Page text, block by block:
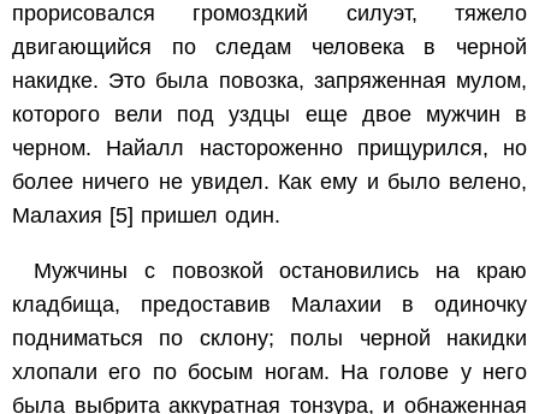
прорисовался громоздкий силуэт, тяжело
двигающийся по следам человека в черной
накидке. Это была повозка, запряженная мулом,
которого вели под уздцы еще двое мужчин в
черном. Найалл настороженно прищурился, но
более ничего не увидел. Как ему и было велено,
Малахия [5] пришел один.
Мужчины с повозкой остановились на краю
кладбища, предоставив Малахии в одиночку
подниматься по склону; полы черной накидки
хлопали его по босым ногам. На голове у него
была выбрита аккуратная тонзура, и обнаженная